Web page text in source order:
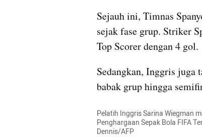
Sejauh ini, Timnas
sejak fase grup. Striker
Top Scorer dengan 4 gol.
Sedangkan, Inggris juga
babak grup hingga
Pelatih Inggris Sarina Wiegman
Penghargaan Sepak Bola FIFA
Dennis/AFP